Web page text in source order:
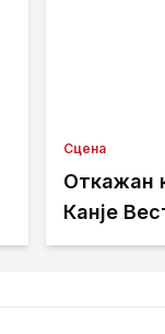
Сцена
Откажан
Канје
Кореја